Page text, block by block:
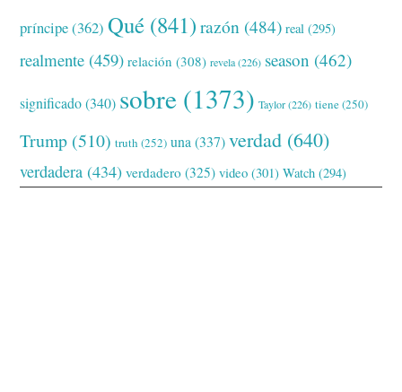
príncipe(362) Qué (841) razón (484) real (295)
realmente (459) relación (308) revela(226) season (462)
significado(340) sobre (1373) Taylor(226) tiene(250)
Trump (510) truth (252) una (337) verdad (640)
verdadera (434) verdadero (325) video (301) Watch (294)